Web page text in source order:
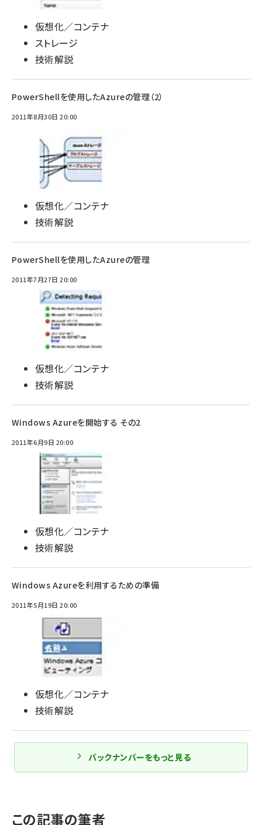
仮想化／コンテナ
ストレージ
技術解説
PowerShellを使用したAzureの管理（2）
2011年8月30日 20:00
仮想化／コンテナ
技術解説
PowerShellを使用したAzureの管理
2011年7月27日 20:00
仮想化／コンテナ
技術解説
Windows Azureを開始する その2
2011年6月9日 20:00
仮想化／コンテナ
技術解説
Windows Azureを利用するための準備
2011年5月19日 20:00
仮想化／コンテナ
技術解説
バックナンバーをもっと見る
この記事の筆者